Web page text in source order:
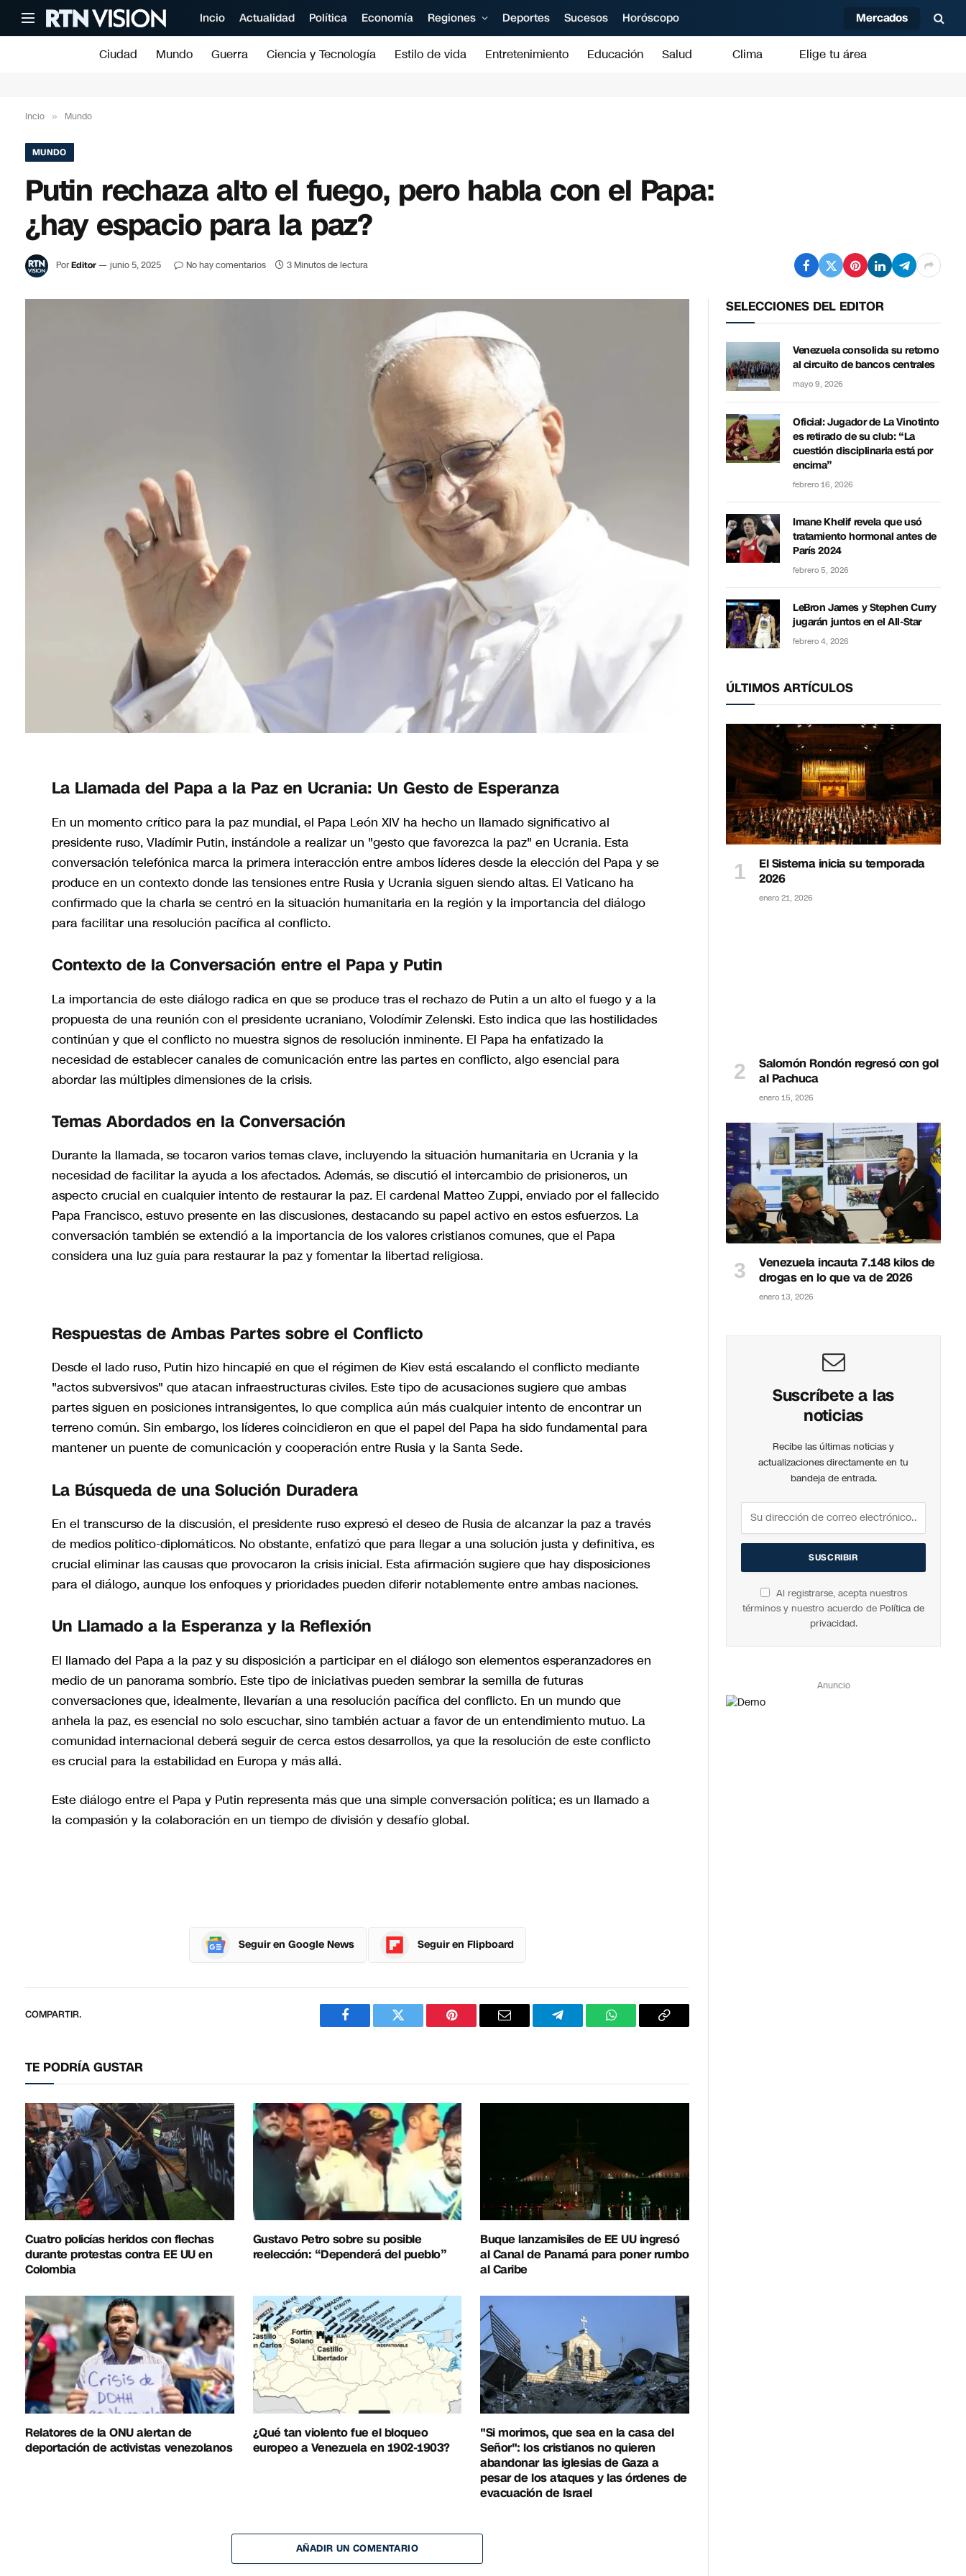
Incio Actualidad Política Economía Regiones Deportes Sucesos Horóscopo Mercados
Ciudad Mundo Guerra Ciencia y Tecnología Estilo de vida Entretenimiento Educación Salud Clima Elige tu área
Incio » Mundo
MUNDO
Putin rechaza alto el fuego, pero habla con el Papa:
¿hay espacio para la paz?
PorEditor junio 5, 2025 No hay comentarios 3 Minutos de lectura
La Llamada del Papa a la Paz en Ucrania: Un Gesto de Esperanza
En un momento crítico para la paz mundial, el Papa León XIV ha hecho un llamado significativo al
presidente ruso, Vladímir Putin, instándole a realizar un "gesto que favorezca la paz" en Ucrania. Esta
conversación telefónica marca la primera interacción entre ambos líderes desde la elección del Papa y se
produce en un contexto donde las tensiones entre Rusia y Ucrania siguen siendo altas. El Vaticano ha
confirmado que la charla se centró en la situación humanitaria en la región y la importancia del diálogo
para facilitar una resolución pacífica al conflicto.
Contexto de la Conversación entre el Papa y Putin
La importancia de este diálogo radica en que se produce tras el rechazo de Putin a un alto el fuego y a la
propuesta de una reunión con el presidente ucraniano, Volodímir Zelenski. Esto indica que las hostilidades
continúan y que el conflicto no muestra signos de resolución inminente. El Papa ha enfatizado la
necesidad de establecer canales de comunicación entre las partes en conflicto, algo esencial para
abordar las múltiples dimensiones de la crisis.
Temas Abordados en la Conversación
Durante la llamada, se tocaron varios temas clave, incluyendo la situación humanitaria en Ucrania y la
necesidad de facilitar la ayuda a los afectados. Además, se discutió el intercambio de prisioneros, un
aspecto crucial en cualquier intento de restaurar la paz. El cardenal Matteo Zuppi, enviado por el fallecido
Papa Francisco, estuvo presente en las discusiones, destacando su papel activo en estos esfuerzos. La
conversación también se extendió a la importancia de los valores cristianos comunes, que el Papa
considera una luz guía para restaurar la paz y fomentar la libertad religiosa.
Respuestas de Ambas Partes sobre el Conflicto
Desde el lado ruso, Putin hizo hincapié en que el régimen de Kiev está escalando el conflicto mediante
"actos subversivos" que atacan infraestructuras civiles. Este tipo de acusaciones sugiere que ambas
partes siguen en posiciones intransigentes, lo que complica aún más cualquier intento de encontrar un
terreno común. Sin embargo, los líderes coincidieron en que el papel del Papa ha sido fundamental para
mantener un puente de comunicación y cooperación entre Rusia y la Santa Sede.
La Búsqueda de una Solución Duradera
En el transcurso de la discusión, el presidente ruso expresó el deseo de Rusia de alcanzar la paz a través
de medios político-diplomáticos. No obstante, enfatizó que para llegar a una solución justa y definitiva, es
crucial eliminar las causas que provocaron la crisis inicial. Esta afirmación sugiere que hay disposiciones
para el diálogo, aunque los enfoques y prioridades pueden diferir notablemente entre ambas naciones.
Un Llamado a la Esperanza y la Reflexión
El llamado del Papa a la paz y su disposición a participar en el diálogo son elementos esperanzadores en
medio de un panorama sombrío. Este tipo de iniciativas pueden sembrar la semilla de futuras
conversaciones que, idealmente, llevarían a una resolución pacífica del conflicto. En un mundo que
anhela la paz, es esencial no solo escuchar, sino también actuar a favor de un entendimiento mutuo. La
comunidad internacional deberá seguir de cerca estos desarrollos, ya que la resolución de este conflicto
es crucial para la estabilidad en Europa y más allá.
Este diálogo entre el Papa y Putin representa más que una simple conversación política; es un llamado a
la compasión y la colaboración en un tiempo de división y desafío global.
Seguir en Google News Seguir en Flipboard
COMPARTIR.
FacebookTwitter PinterestCorreo
TelegramWhatsAppCopiar
TE PODRÍA GUSTAR
Cuatro policías heridos con flechas
durante protestas contra EE UU en
Colombia
Gustavo Petro sobre su posible
reelección: “Dependerá del pueblo”
Buque lanzamisiles de EE UU ingresó
al Canal de Panamá para poner rumbo
al Caribe
Relatores de la ONU alertan de
deportación de activistas venezolanos
¿Qué tan violento fue el bloqueo
europeo a Venezuela en 1902-1903?
"Si morimos, que sea en la casa del
Señor": los cristianos no quieren
abandonar las iglesias de Gaza a
pesar de los ataques y las órdenes de
evacuación de Israel
AÑADIR UN COMENTARIO
SELECCIONES DEL EDITOR
Venezuela consolida su retorno
al circuito de bancos centrales
mayo 9, 2026
Oficial: Jugador de La Vinotinto
es retirado de su club: “La
cuestión disciplinaria está por
encima”
febrero 16, 2026
Imane Khelif revela que usó
tratamiento hormonal antes de
París 2024
febrero 5, 2026
LeBron James y Stephen Curry
jugarán juntos en el All-Star
febrero 4, 2026
ÚLTIMOS ARTÍCULOS
El Sistema inicia su temporada
2026
enero 21, 2026
Salomón Rondón regresó con gol
al Pachuca
enero 15, 2026
Venezuela incauta 7.148 kilos de
drogas en lo que va de 2026
enero 13, 2026
Suscríbete a las
noticias
Recibe las últimas noticias y
actualizaciones directamente en tu
bandeja de entrada.
Al registrarse, acepta nuestros
términos y nuestro acuerdo de Política de
privacidad.
Anuncio